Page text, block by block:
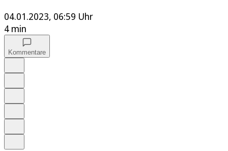
04.01.2023, 06:59 Uhr
4 min
Kommentare